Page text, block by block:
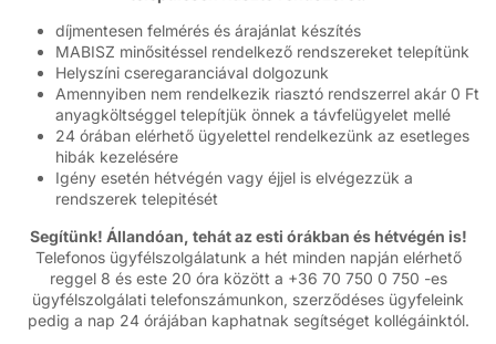
díjmentesen felmérés és árajánlat készítés
MABISZ minősitéssel rendelkező rendszereket telepítünk
Helyszíni cseregaranciával dolgozunk
Amennyiben nem rendelkezik riasztó rendszerrel akár 0 Ft
anyagköltséggel telepítjük önnek a távfelügyelet mellé
24 órában elérhető ügyelettel rendelkezünk az esetleges
hibák kezelésére
Igény esetén hétvégén vagy éjjel is elvégezzük a
rendszerek telepitését
Segítünk! Állandóan, tehát az esti órákban és hétvégén is!
Telefonos ügyfélszolgálatunk a hét minden napján elérhető
reggel 8 és este 20 óra között a +36 70 750 0 750 -es
ügyfélszolgálati telefonszámunkon, szerződéses ügyfeleink
pedig a nap 24 órájában kaphatnak segítséget kollégáinktól.